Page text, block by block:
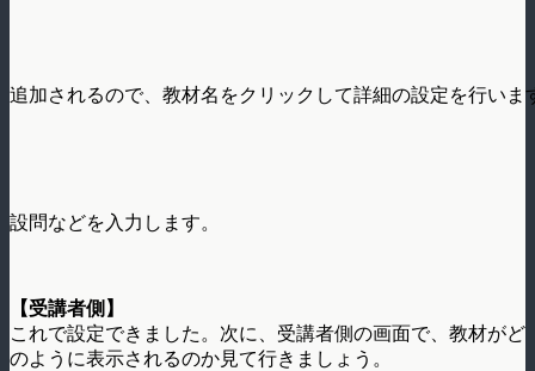
追加されるので、教材名をクリックして詳細の設定を行いま
設問などを入力します。
【受講者側】
これで設定できました。次に、受講者側の画面で、教材がど
のように表示されるのか見て行きましょう。